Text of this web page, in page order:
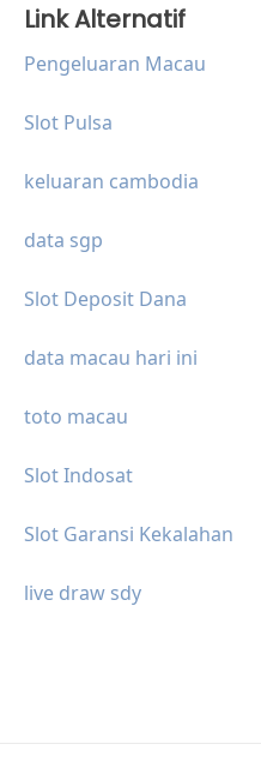
Link Alternatif
Pengeluaran Macau
Slot Pulsa
keluaran cambodia
data sgp
Slot Deposit Dana
data macau hari ini
toto macau
Slot Indosat
Slot Garansi Kekalahan
live draw sdy